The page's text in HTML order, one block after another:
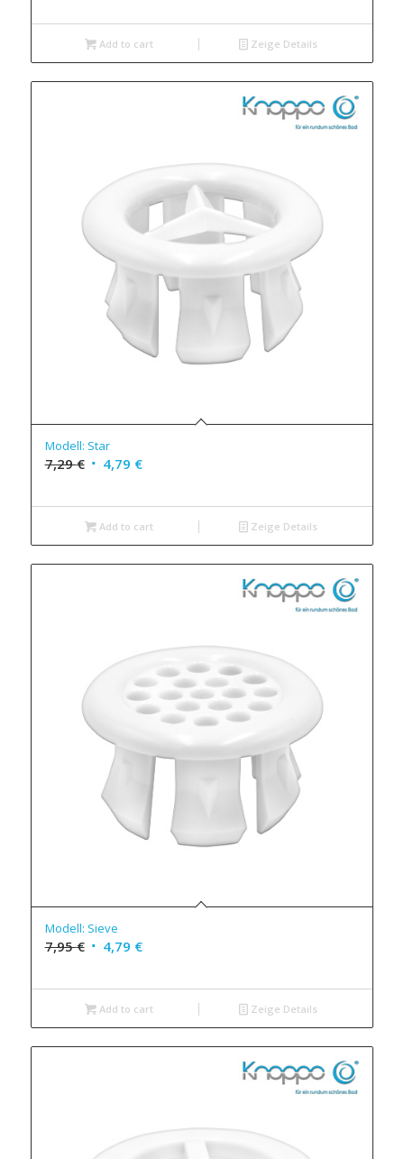
Add to cart Zeige Details
5.00
Modell: Star
7,29€ 4,79 €
Add to cart Zeige Details
Modell: Sieve
7,95€ 4,79 €
Add to cart Zeige Details